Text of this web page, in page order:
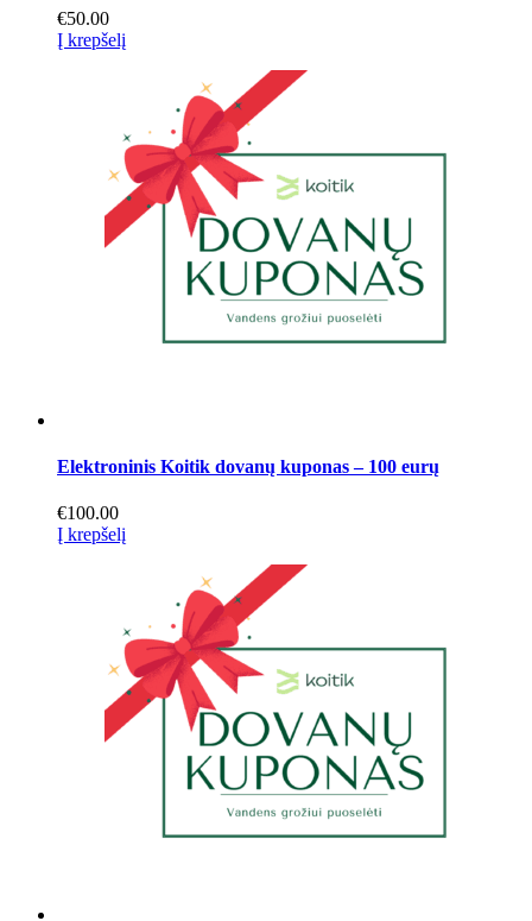
€50.00
Į krepšelį
Elektroninis Koitik dovanų kuponas – 100 eurų
€100.00
Į krepšelį